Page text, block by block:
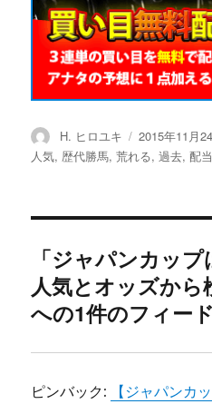
投
稿
H. ヒロユキ
投
稿
2015年11月
人気, 歴代勝馬,荒れる,過去,配
「ジャパンカッ
人気とオッズから
への1件のフィー
ピンバック:
【ジャパンカ